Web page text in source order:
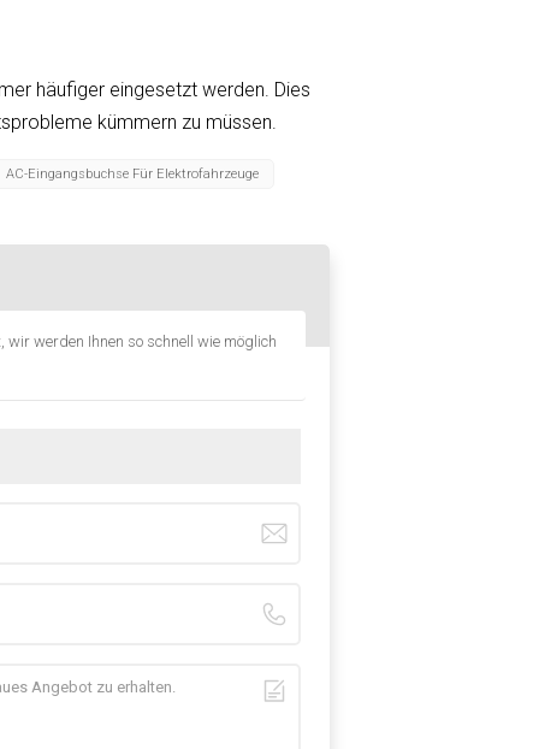
häufiger eingesetzt werden. Dies
kümmern zu müssen.
AC-Eingangsbuchse Für Elektrofahrzeuge
werden Ihnen so schnell wie möglich